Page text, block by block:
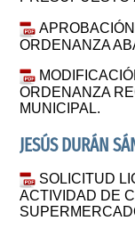
ORDENANZA
ORDENANZA
MUNICIPAL.
JESÚS DURÁN
SOLICITUD
ACTIVIDAD DE